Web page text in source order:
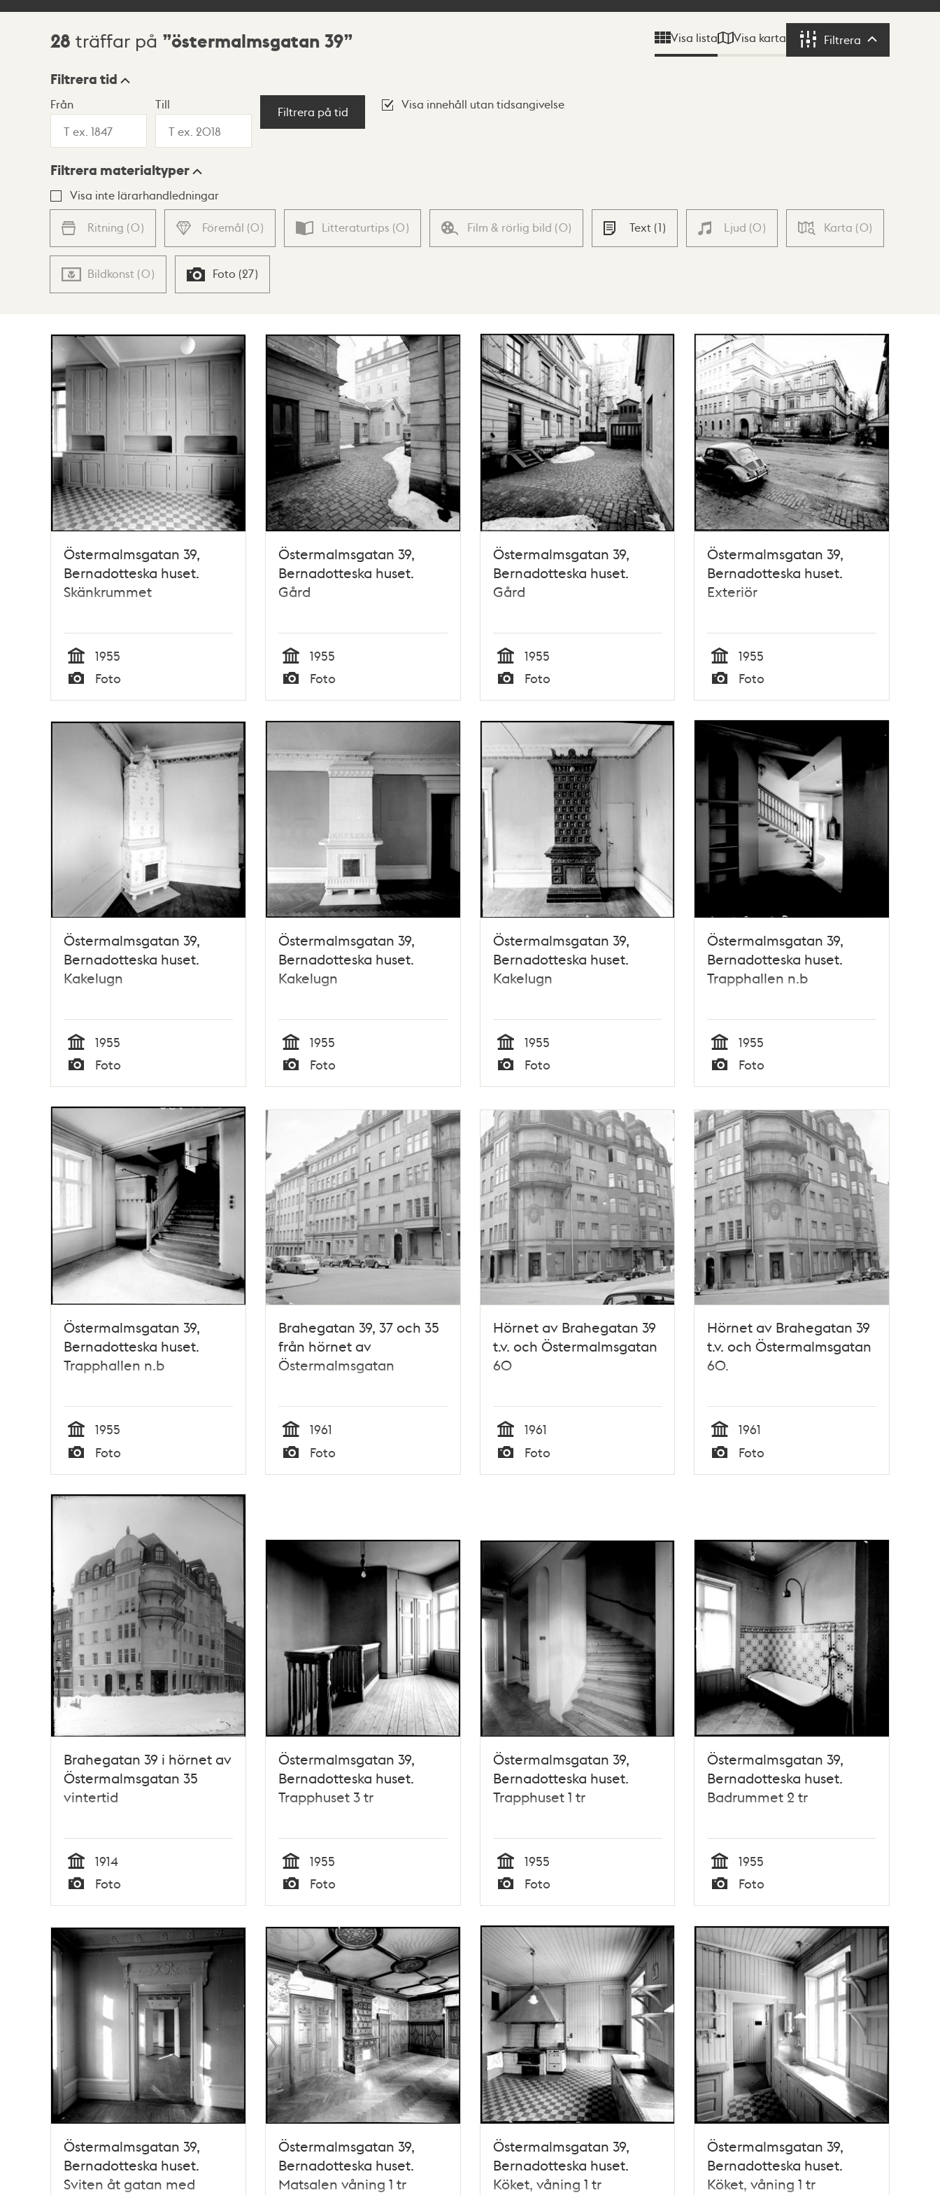
Sökresultat
28 träffar på östermalmsgatan 39 Visa lista Visa karta Filtrera Filtrera
Visningsläge
Lista Karta
Filtrera tid
Från Till
Filtrera på tid
Visa innehåll utan tidsangivelse
Filtrera materialtyper
Visa inte lärarhandledningar
Ritning (0) Föremål (0) Litteraturtips (0) Film & rörlig bild (0) Text (1) Ljud (0) Karta (0)
Bildkonst (0) Foto (27)
Östermalmsgatan 39,
Bernadotteska huset.
Skänkrummet
Tid
1955
Typ
Foto
Östermalmsgatan 39,
Bernadotteska huset.
Gård
Tid
1955
Typ
Foto
Östermalmsgatan 39,
Bernadotteska huset.
Gård
Tid
1955
Typ
Foto
Östermalmsgatan 39,
Bernadotteska huset.
Exteriör
Tid
1955
Typ
Foto
Östermalmsgatan 39,
Bernadotteska huset.
Kakelugn
Tid
1955
Typ
Foto
Östermalmsgatan 39,
Bernadotteska huset.
Kakelugn
Tid
1955
Typ
Foto
Östermalmsgatan 39,
Bernadotteska huset.
Kakelugn
Tid
1955
Typ
Foto
Östermalmsgatan 39,
Bernadotteska huset.
Trapphallen n.b
Tid
1955
Typ
Foto
Östermalmsgatan 39,
Bernadotteska huset.
Trapphallen n.b
Tid
1955
Foto
Brahegatan 39, 37 och 35
från hörnet av
Östermalmsgatan
Tid
1961
Foto
Hörnet av Brahegatan 39
t.v. och Östermalmsgatan
60
Tid
1961
Foto
Hörnet av Brahegatan 39
t.v. och Östermalmsgatan
60.
Tid
1961
Foto
Brahegatan 39 i hörnet av
Östermalmsgatan 35
vintertid
Tid
1914
Typ
Foto
Östermalmsgatan 39,
Bernadotteska huset.
Trapphuset 3 tr
Tid
1955
Typ
Foto
Östermalmsgatan 39,
Bernadotteska huset.
Trapphuset 1 tr
Tid
1955
Typ
Foto
Östermalmsgatan 39,
Bernadotteska huset.
Badrummet 2 tr
Tid
1955
Typ
Foto
Östermalmsgatan 39,
Bernadotteska huset.
Sviten åt gatan med
Östermalmsgatan 39,
Bernadotteska huset.
Matsalen våning 1 tr
Östermalmsgatan 39,
Bernadotteska huset.
Köket, våning 1 tr
Östermalmsgatan 39,
Bernadotteska huset.
Köket, våning 1 tr